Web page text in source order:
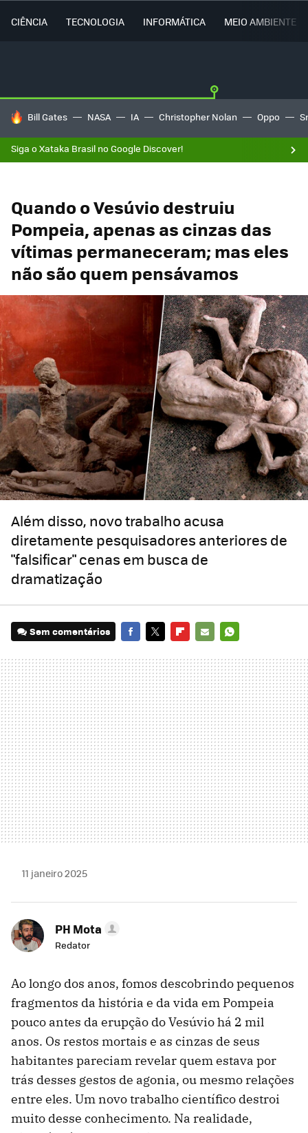
CIÊNCIA TECNOLOGIA INFORMÁTICA MEIO AMBIENTE
TENDÊNCIAS DO DIA
Bill Gates NASA IA Christopher Nolan Oppo
Siga o Xataka Brasil no Google Discover!
Quando o Vesúvio destruiu
Pompeia, apenas as cinzas das
vítimas permaneceram; mas eles
não são quem pensávamos
Além disso, novo trabalho acusa
diretamente pesquisadores anteriores de
"falsificar" cenas em busca de
dramatização
Sem comentários
MAIL
11 janeiro 2025
PH Mota
Redator
Ao longo dos anos, fomos descobrindo pequenos
fragmentos da história e da vida em Pompeia
pouco antes da erupção do Vesúvio há 2 mil
anos. Os restos mortais e as cinzas de seus
habitantes pareciam revelar quem estava por
trás desses gestos de agonia, ou mesmo relações
entre eles. Um novo trabalho científico destroi
muito desse conhecimento. Na realidade,